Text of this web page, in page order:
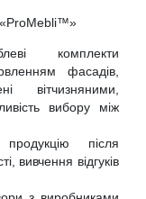
«ProMebli™»
комплекти
фасадів,
вітчизняними,
вибору між
після
вивчення відгуків